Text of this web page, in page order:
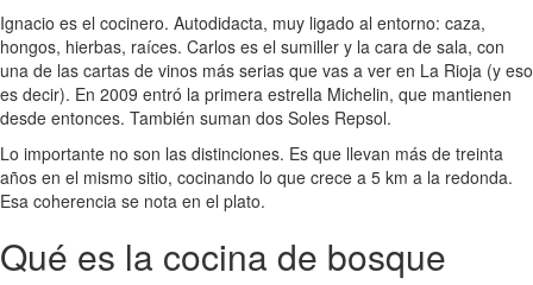
Ignacio es el cocinero. Autodidacta, muy ligado al entorno: caza,
hongos, hierbas, raíces. Carlos es el sumiller y la cara de sala, con
una de las cartas de vinos más serias que vas a ver en La Rioja (y eso
es decir). En 2009 entró la primera estrella Michelin, que mantienen
desde entonces. También suman dos Soles Repsol.
Lo importante no son las distinciones. Es que llevan más de treinta
años en el mismo sitio, cocinando lo que crece a 5 km a la redonda.
Esa coherencia se nota en el plato.
Qué es la cocina de bosque